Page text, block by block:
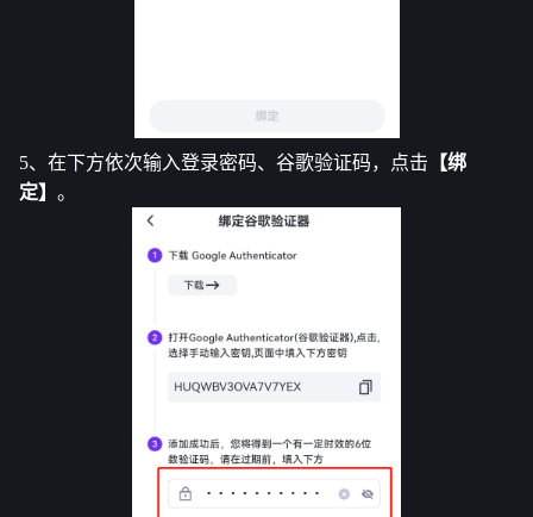
5、在下方依次输入登录密码、谷歌验证码，点击 【绑
定】 。